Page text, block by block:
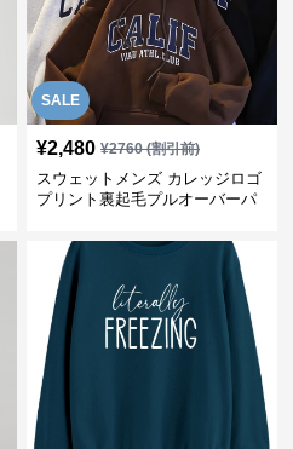
SALE
¥2,480 ¥2760(割引前)
スウェットメンズ カレッジロゴ
プリント裏起毛プルオーバーパ